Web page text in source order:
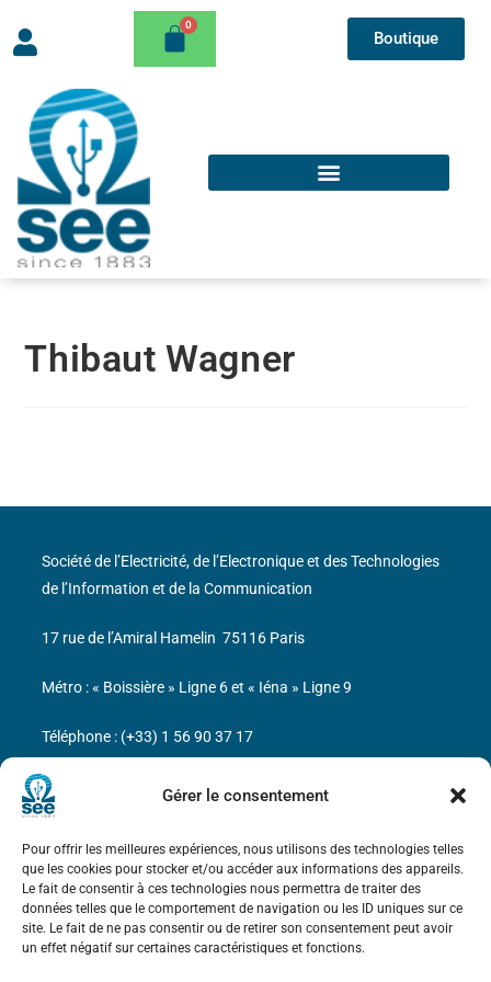
Gérer le consentement
Pour offrir les meilleures expériences, nous utilisons des technologies telles
que les cookies pour stocker et/ou accéder aux informations des appareils.
Le fait de consentir à ces technologies nous permettra de traiter des
données telles que le comportement de navigation ou les ID uniques sur ce
site. Le fait de ne pas consentir ou de retirer son consentement peut avoir
un effet négatif sur certaines caractéristiques et fonctions.
Boutique
Thibaut Wagner
Bicentenaire des découvertes d’André-
Marie Ampère
Mentions légales
Société de l’Electricité, de l’Electronique et des Technologies
de l’Information et de la Communication
17 rue de l’Amiral Hamelin 75116 Paris
Métro : « Boissière » Ligne 6 et « Iéna » Ligne 9
Téléphone : (+33) 1 56 90 37 17
N° de SIREN : 785 393 232, Code APE : 9412Z TVA intra-
communautaire : FR44 785 393 232